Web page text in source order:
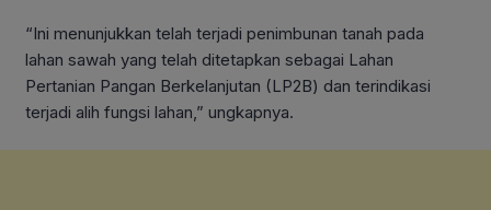
“Ini menunjukkan telah terjadi penimbunan tanah pada
lahan sawah yang telah ditetapkan sebagai Lahan
Pertanian Pangan Berkelanjutan (LP2B) dan terindikasi
terjadi alih fungsi lahan,” ungkapnya.